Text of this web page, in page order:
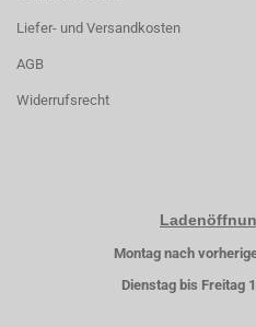
Liefer- und Versandkosten
AGB
Widerrufsrecht
Montag nach
Dienstag bis Freitag